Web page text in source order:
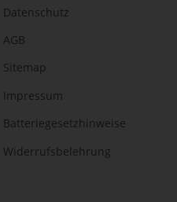
Datenschutz
AGB
Sitemap
Impressum
Batteriegesetzhinweise
Widerrufsbelehrung